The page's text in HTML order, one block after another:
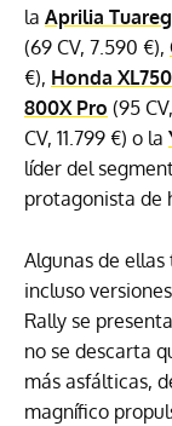
la Aprilia
(69 CV, 7.590 €),
€), Honda
800X Pro (95
CV, 11.799 €) o la
líder del
protagonista de
Algunas de
incluso
Rally se
no se descarta
más asfálticas,
magnífico